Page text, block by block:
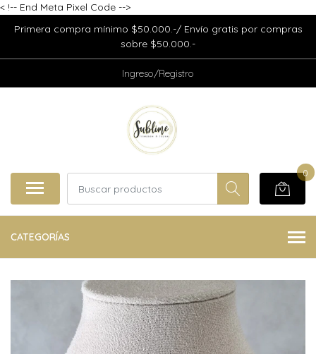
< !-- End Meta Pixel Code -->
Primera compra mínimo $50.000.-/ Envío gratis por compras
sobre $50.000.-
Ingreso/Registro
0
CATEGORÍAS